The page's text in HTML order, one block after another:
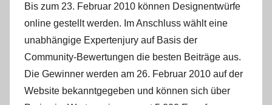
Bis zum 23. Februar 2010 können Designentwürfe
online gestellt werden. Im Anschluss wählt eine
unabhängige Expertenjury auf Basis der
Community-Bewertungen die besten Beiträge aus.
Die Gewinner werden am 26. Februar 2010 auf der
Website bekanntgegeben und können sich über